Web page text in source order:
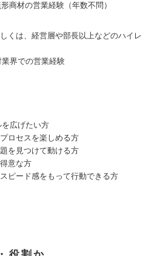
商材の営業経験（年数不問）
くは、経営層や部長以上などのハイレ
業界での営業経験
を広げたい方
ロセスを楽しめる方
を見つけて動ける方
意な方
ピード感をもって行動できる方